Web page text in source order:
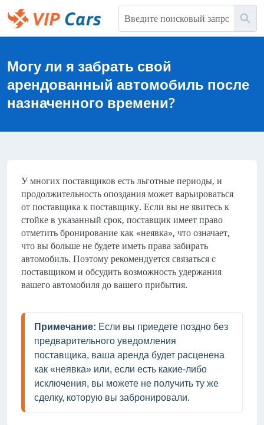
Перейти
к
основному
Help Center - начальная страница
Могу ли я забрать свой
арендованный автомобиль после
назначенного времени?
У многих поставщиков есть льготные периоды, и
продолжительность опоздания может варьироваться
от поставщика к поставщику. Если вы не явитесь к
стойке в указанный срок, поставщик имеет право
отметить бронирование как «неявка», что означает,
что вы больше не будете иметь права забирать
автомобиль. Поэтому рекомендуется связаться с
поставщиком и обсудить возможность удержания
вашего автомобиля до вашего прибытия.
Примечание: Если вы приедете поздно без
предварительного уведомления
поставщика, ваша аренда будет расценена
как «неявка» или, если есть какие-либо
исключения, вы можете не получить ту же
сделку, которую вы забронировали.